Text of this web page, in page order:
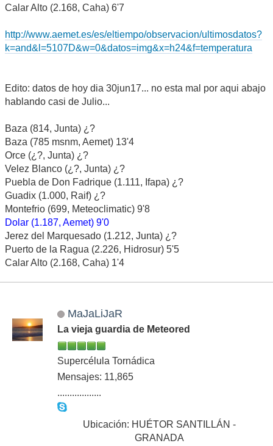
Calar Alto (2.168, Caha) 6'7
http://www.aemet.es/es/eltiempo/observacion/ultimosdatos?
k=and&l=5107D&w=0&datos=img&x=h24&f=temperatura
Edito: datos de hoy dia 30jun17... no esta mal por aqui abajo
hablando casi de Julio...
Baza (814, Junta) ¿?
Baza (785 msnm, Aemet) 13'4
Orce (¿?, Junta) ¿?
Velez Blanco (¿?, Junta) ¿?
Puebla de Don Fadrique (1.111, Ifapa) ¿?
Guadix (1.000, Raif) ¿?
Montefrio (699, Meteoclimatic) 9'8
Dolar (1.187, Aemet) 9'0
Jerez del Marquesado (1.212, Junta) ¿?
Puerto de la Ragua (2.226, Hidrosur) 5'5
Calar Alto (2.168, Caha) 1'4
MaJaLiJaR
La vieja guardia de Meteored
Supercélula Tornádica
Mensajes: 11,865
..................
Ubicación: HUÉTOR SANTILLÁN -
GRANADA